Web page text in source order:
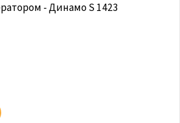
- Динамо S 1423